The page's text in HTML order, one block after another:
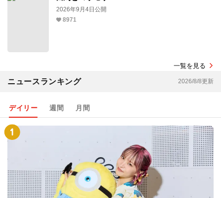
2026年9月4日公開
8971
一覧を見る
ニュースランキング 2026/8/8更新
デイリー 週間 月間